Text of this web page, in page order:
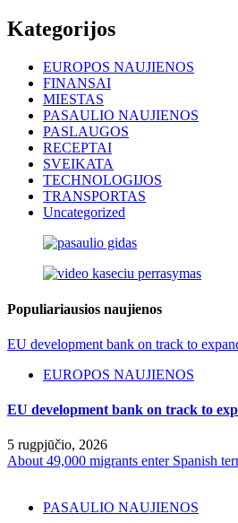
Kategorijos
EUROPOS NAUJIENOS
FINANSAI
MIESTAS
PASAULIO NAUJIENOS
PASLAUGOS
RECEPTAI
SVEIKATA
TECHNOLOGIJOS
TRANSPORTAS
Uncategorized
Populiariausios naujienos
EU development bank on track to
EUROPOS NAUJIENOS
EU development bank on track to
5 rugpjūčio, 2026
About 49,000 migrants enter Spanish
PASAULIO NAUJIENOS